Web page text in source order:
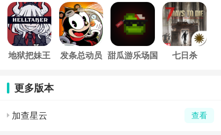
歌
地狱把妹王 发条总动员
甜瓜游乐场国
七日杀
更多版本
加查星云 查看